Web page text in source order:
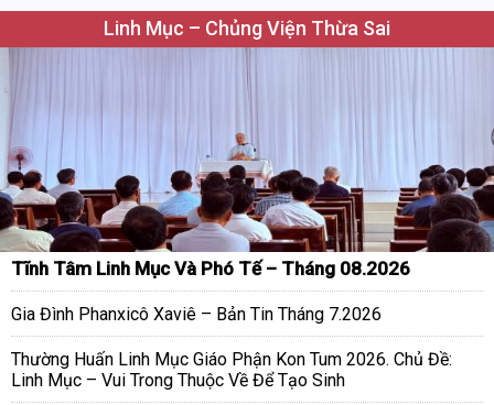
Linh Mục – Chủng Viện Thừa Sai
Tĩnh Tâm Linh Mục Và Phó Tế – Tháng 08.2026
Gia Đình Phanxicô Xaviê – Bản Tin Tháng 7.2026
Thường Huấn Linh Mục Giáo Phận Kon Tum 2026. Chủ Đề:
Linh Mục – Vui Trong Thuộc Về Để Tạo Sinh